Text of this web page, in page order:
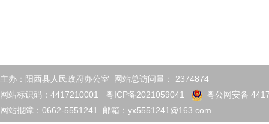
主办：阳西县人民政府办公室 网站总访问量： 2374874
网站标识码：4417210001 粤ICP备2021059041
粤公网安备
网站报障：0662-5551241 邮箱：yx5551241@163.com